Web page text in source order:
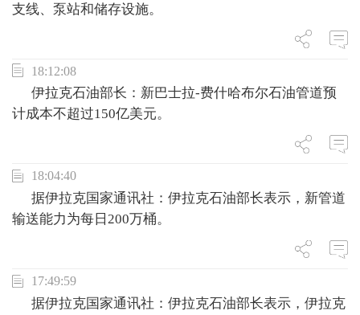
支线、泵站和储存设施。
18:12:08
伊拉克石油部长：新巴士拉-费什哈布尔石油管道预
计成本不超过150亿美元。
18:04:40
据伊拉克国家通讯社：伊拉克石油部长表示，新管道
输送能力为每日200万桶。
17:49:59
据伊拉克国家通讯社：伊拉克石油部长表示，伊拉克